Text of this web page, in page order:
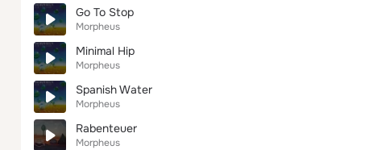
Go To Stop
Morpheus
Minimal Hip
Morpheus
Spanish Water
Morpheus
Rabenteuer
Morpheus